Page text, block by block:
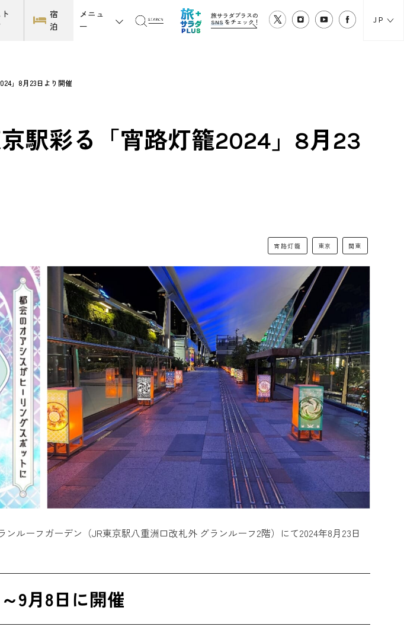
宿
泊
メニュ
ー
旅サラダプラスの
SNS をチェック！ JP
」8月23日より開催
駅彩る「宵路灯籠2024」8月23
宵路灯籠 東京 関東
ンルーフガーデン（JR東京駅八重洲口改札外 グランルーフ2階）にて2024年8月23日
9月8日に開催